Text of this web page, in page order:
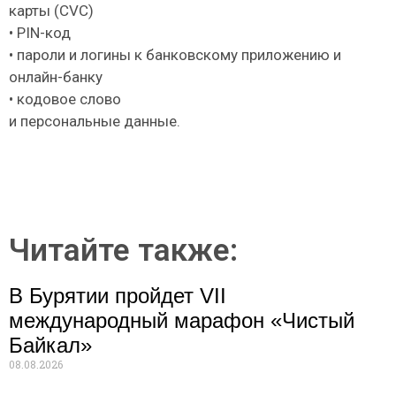
карты (CVC)
• PIN-код
• пароли и логины к банковскому приложению и
онлайн-банку
• кодовое слово
и персональные данные.
Читайте также:
В Бурятии пройдет VII
международный марафон «Чистый
Байкал»
08.08.2026